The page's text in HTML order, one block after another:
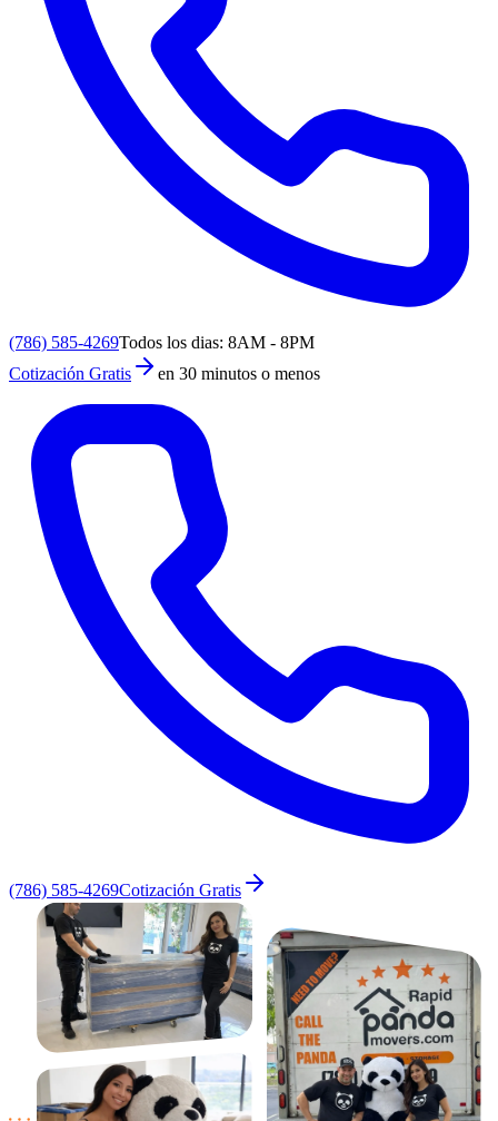
(786) 585-4269Todos los dias: 8AM - 8PM
Cotización Gratis
en 30 minutos o menos
(786) 585-4269Cotización Gratis